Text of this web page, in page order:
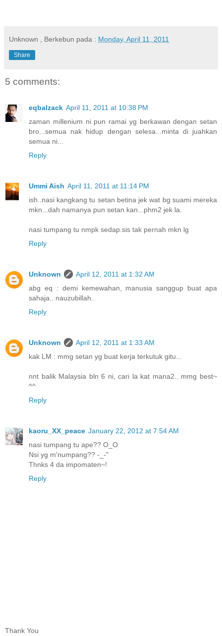
Unknown , Berkebun pada : Monday, April 11, 2011
Share
5 comments:
eqbalzack April 11, 2011 at 10:38 PM
zaman millenium ni pun ramai yg berkawan dengan setan
bro...semua nak hidup dengan selesa...minta di juahkan
semua ni...
Reply
Ummi Aish April 11, 2011 at 11:14 PM
ish..nasi kangkang tu setan betina jek wat bg suami mereka
mkn...dah namanya pun setan kan...phm2 jek la.
nasi tumpang tu nmpk sedap.sis tak pernah mkn lg
Reply
Unknown
April 12, 2011 at 1:32 AM
abg eq : demi kemewahan, manusia sanggup buat apa
sahaja.. nauzubillah..
Reply
Unknown
April 12, 2011 at 1:33 AM
kak LM : mmg setan yg buat kerja terkutuk gitu...
nnt balik Malaysia bln 6 ni, cari la kat mana2.. mmg best~
^^
Reply
kaoru_XX_peace January 22, 2012 at 7:54 AM
nasi tumpang tu ape?? O_O
Nsi yg m'numpang?? -_-"
Thnks 4 da impomaten~!
Reply
Thank You